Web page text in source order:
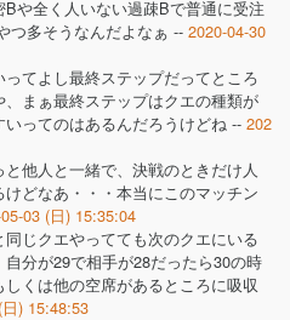
や全く人いない過疎Bで普通に受注
つ多そうなんだよなぁ -- 2020-04-30
てよし最終ステップだってところ
まぁ最終ステップはクエの種類が
ってのはあるんだろうけどね -- 202
他人と一緒で、決戦のときだけ人
どなあ・・・本当にこのマッチン
03 (日) 15:35:04
じクエやってても次のクエにいる
分が29で相手が28だったら30の時
くは他の空席があるところに吸収
) 15:48:53